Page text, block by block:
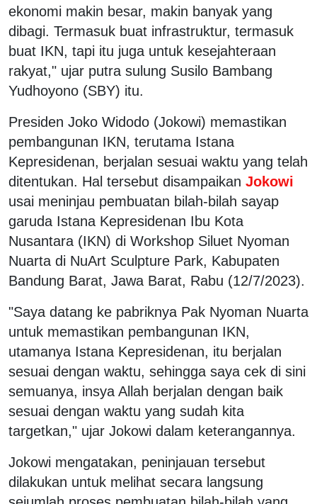
ekonomi makin besar, makin banyak yang
dibagi. Termasuk buat infrastruktur, termasuk
buat IKN, tapi itu juga untuk kesejahteraan
rakyat," ujar putra sulung Susilo Bambang
Yudhoyono (SBY) itu.
Presiden Joko Widodo (Jokowi) memastikan
pembangunan IKN, terutama Istana
Kepresidenan, berjalan sesuai waktu yang telah
ditentukan. Hal tersebut disampaikan Jokowi
usai meninjau pembuatan bilah-bilah sayap
garuda Istana Kepresidenan Ibu Kota
Nusantara (IKN) di Workshop Siluet Nyoman
Nuarta di NuArt Sculpture Park, Kabupaten
Bandung Barat, Jawa Barat, Rabu (12/7/2023).
"Saya datang ke pabriknya Pak Nyoman Nuarta
untuk memastikan pembangunan IKN,
utamanya Istana Kepresidenan, itu berjalan
sesuai dengan waktu, sehingga saya cek di sini
semuanya, insya Allah berjalan dengan baik
sesuai dengan waktu yang sudah kita
targetkan," ujar Jokowi dalam keterangannya.
Jokowi mengatakan, peninjauan tersebut
dilakukan untuk melihat secara langsung